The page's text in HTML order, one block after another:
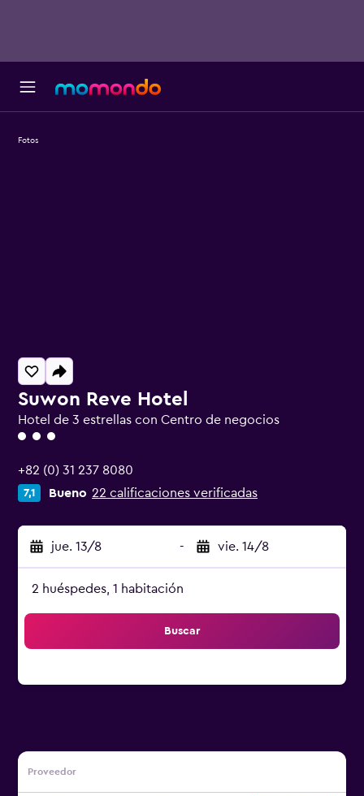
Suwon Reve Hotel
Hotel de 3 estrellas con Centro de negocios
Categoría 3
+82 (0) 31 237 8080
7,1 Bueno 22 calificaciones verificadas
jue. 13/8 - vie. 14/8
2 huéspedes, 1 habitación
Buscar
Proveedor
Fotos